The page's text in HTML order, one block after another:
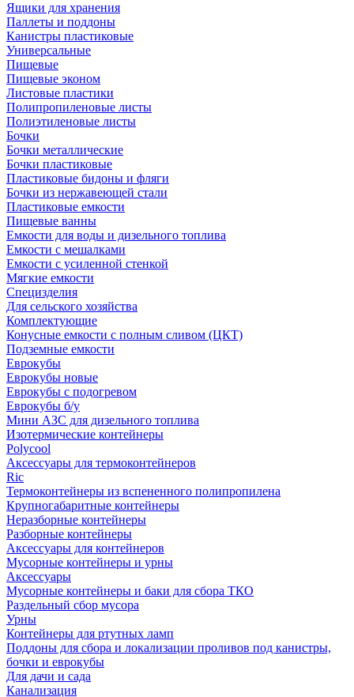
Ящики для хранения
Паллеты и поддоны
Канистры пластиковые
Универсальные
Пищевые
Пищевые эконом
Листовые пластики
Полипропиленовые листы
Полиэтиленовые листы
Бочки
Бочки металлические
Бочки пластиковые
Пластиковые бидоны и фляги
Бочки из нержавеющей стали
Пластиковые емкости
Пищевые ванны
Емкости для воды и дизельного топлива
Емкости с мешалками
Емкости с усиленной стенкой
Мягкие емкости
Специзделия
Для сельского хозяйства
Комплектующие
Конусные емкости с полным сливом (ЦКТ)
Подземные емкости
Еврокубы
Еврокубы новые
Еврокубы с подогревом
Еврокубы б/у
Мини АЗС для дизельного топлива
Изотермические контейнеры
Polycool
Аксессуары для термоконтейнеров
Ric
Термоконтейнеры из вспененного полипропилена
Крупногабаритные контейнеры
Неразборные контейнеры
Разборные контейнеры
Аксессуары для контейнеров
Мусорные контейнеры и урны
Аксессуары
Мусорные контейнеры и баки для сбора ТКО
Раздельный сбор мусора
Урны
Контейнеры для ртутных ламп
Поддоны для сбора и локализации проливов под канистры,
бочки и еврокубы
Для дачи и сада
Канализация